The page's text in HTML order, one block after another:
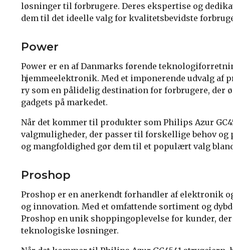
løsninger til forbrugere. Deres ekspertise og
dem til det ideelle valg for kvalitetsbevidste
Power
Power er en af Danmarks førende
hjemmeelektronik. Med et imponerende udvalg af
ry som en pålidelig destination for forbrugere, der
gadgets på markedet.
Når det kommer til produkter som Philips Azur
valgmuligheder, der passer til forskellige behov
og mangfoldighed gør dem til et populært valg
Proshop
Proshop er en anerkendt forhandler af elektronik
og innovation. Med et omfattende sortiment og
Proshop en unik shoppingoplevelse for kunder,
teknologiske løsninger.